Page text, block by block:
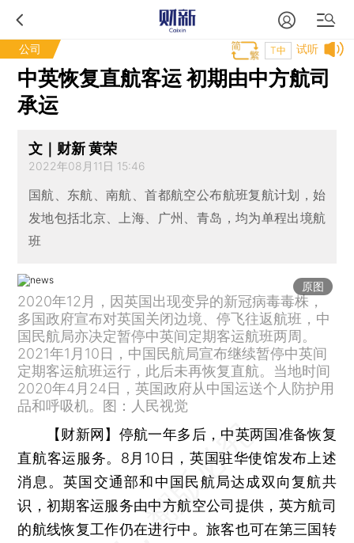
公司 试听
T中
中英恢复直航客运 初期由中方航司
承运
文｜财新 黄荣
2022年08月11日 15:46
国航、东航、南航、首都航空公布航班复航计划，始
发地包括北京、上海、广州、青岛，均为单程出境航
班
原图
2020年12月，因英国出现变异的新冠病毒毒株，
多国政府宣布对英国关闭边境、停飞往返航班，中
国民航局亦决定暂停中英间定期客运航班两周。
2021年1月10日，中国民航局宣布继续暂停中英间
定期客运航班运行，此后未再恢复直航。当地时间
2020年4月24日，英国政府从中国运送个人防护用
品和呼吸机。图：人民视觉
【财新网】 停航一年多后，中英两国准备恢复
直航客运服务。8月10日，英国驻华使馆发布上述
消息。英国交通部和中国民航局达成双向复航共
识，初期客运服务由中方航空公司提供，英方航司
的航线恢复工作仍在进行中。旅客也可在第三国转